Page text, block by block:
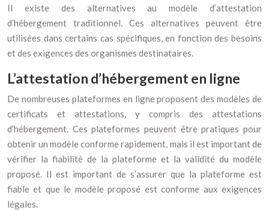
Il existe des alternatives au modèle d’attestation
d’hébergement traditionnel. Ces alternatives peuvent être
utilisées dans certains cas spécifiques, en fonction des besoins
et des exigences des organismes destinataires.
L’attestation d’hébergement en ligne
De nombreuses plateformes en ligne proposent des modèles de
certificats et attestations, y compris des attestations
d’hébergement. Ces plateformes peuvent être pratiques pour
obtenir un modèle conforme rapidement, mais il est important de
vérifier la fiabilité de la plateforme et la validité du modèle
proposé. Il est important de s’assurer que la plateforme est
fiable et que le modèle proposé est conforme aux exigences
légales.